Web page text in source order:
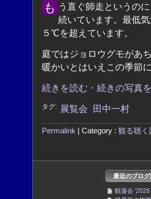
もう直ぐ師走というのにここ数日千葉は暖かい日が
続いています。最低
５℃を超えています。
庭ではジョロウグモがあ
暖かいとはいえこの季節
続きを読む・続きの写真
タグ: 展覧会 田中一村
Permalink | Category : 観る聴く
最近のブロ
観蓮会 '2026